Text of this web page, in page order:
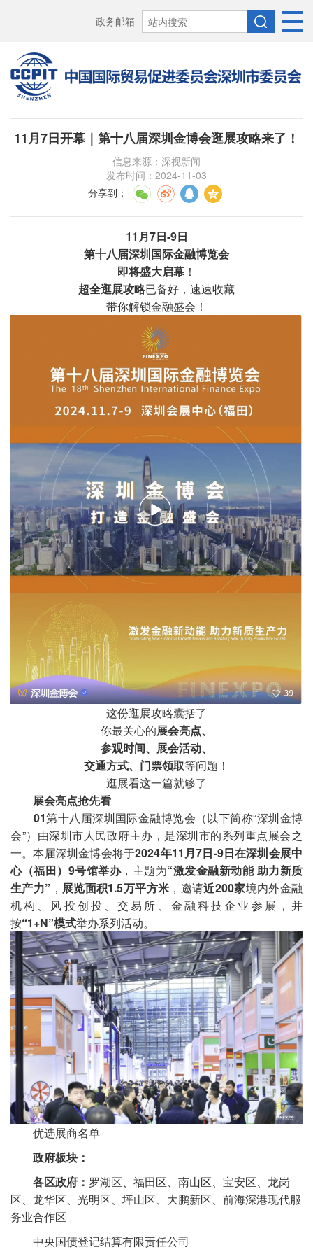
政务邮箱
11月7日开幕｜第十八届深圳金博会逛展攻略来了！
信息来源：深视新闻
发布时间：2024-11-03
分享到 ：
11月7日-9日
第十八届深圳国际金融博览会
即将盛大启幕 ！
超全逛展攻略已备好，速速收藏
带你解锁金融盛会！
这份逛展攻略囊括了
你最关心的展会亮点、
参观时间、展会活动、
交通方式、 门票领取等问题！
逛展看这一篇就够了
展会亮点抢先看
01第十八届深圳国际金融博览会（以下简称“深圳金博
会”）由深圳市人民政府主办，是深圳市的系列重点展会之
一。本届深圳金博会将于2024年11月7日-9日在深圳会展中
心（福田）9号馆举办，主题为“激发金融新动能 助力新质
生产力” ， 展览面积1.5万平方米 ，邀请近200家境内外金融
机构、风投创投、交易所、金融科技企业参展，并
按“1+N”模式举办系列活动。
优选展商名单
政府板块：
各区政府： 罗湖区、福田区、南山区、宝安区、龙岗
区、龙华区、光明区、坪山区、大鹏新区、前海深港现代服
务业合作区
中央国债登记结算有限责任公司